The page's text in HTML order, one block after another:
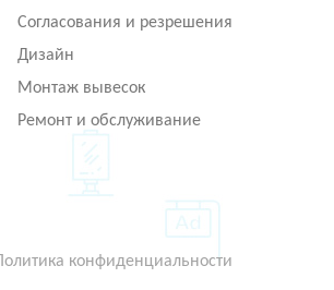
Согласования и резрешения
Дизайн
Монтаж вывесок
Ремонт и обслуживание
Политика конфиденциальности